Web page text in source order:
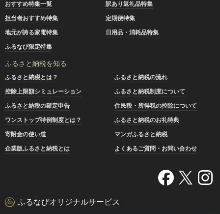
おすすめ特集一覧
訳あり返礼品特集
担当者おすすめ特集
定期便特集
地元が誇る家電特集
日用品・消耗品特集
ふるなび限定特集
ふるさと納税を知る
ふるさと納税とは？
ふるさと納税の流れ
控除上限額シミュレーション
ふるさと納税制度について
ふるさと納税の確定申告
住民税・所得税の控除について
ワンストップ特例制度とは？
ふるさと納税のお礼特典
寄附金の使い道
マンガふるさと納税
企業版ふるさと納税とは
よくあるご質問・お問い合わせ
ふるなびオリジナルサービス